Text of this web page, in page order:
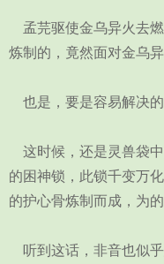
孟芫驱使金乌异火去
炼制的，竟然面对金乌异
也是，要是容易解决的
这时候，还是灵兽袋
的困神锁，此锁千变万
的护心骨炼制而成，为
听到这话，非音也似